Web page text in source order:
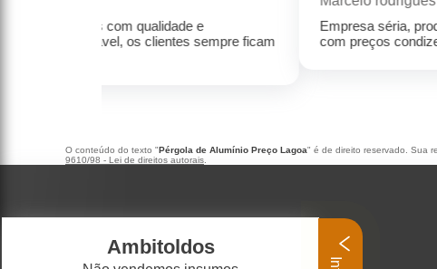
Empresa séria, produtos de alta qualidade,
com preços condizentes com a qualidade.
O conteúdo do texto "Pérgola de Alumínio Preço Lagoa" é de direito reservado. Sua
9610/98 - Lei de direitos autorais.
Ambitoldos